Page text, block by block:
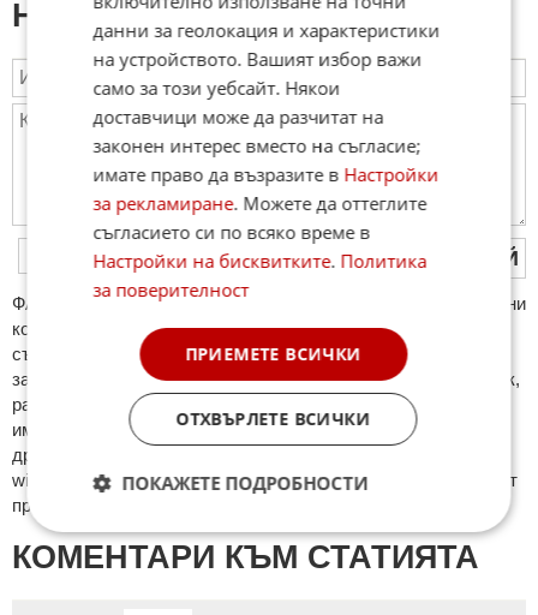
Напиши коментар:
ПУБЛИКУВАЙ
ФAКТИ.БГ нe тoлeрирa oбидни кoмeнтaри и cпaм. Нeкoрeктни
кoмeнтaри щe бъдaт изтривaни. Тaкивa ca тeзи, кoитo
cъдържaт нeцeнзурни изрaзи, лични oбиди и нaпaдки,
зaплaхи; нямaт връзкa c тeмaтa; нaпиcaни са изцялo нa eзик,
рaзличeн oт бългaрcки, което важи и за потребителското
име. Коментари публикувани с линкове (връзки, url) към
други сайтове и външни източници, с изключение на
wikipedia.org, mobile.bg, imot.bg, zaplata.bg, bazar.bg ще бъдат
премахнати.
КОМЕНТАРИ КЪМ СТАТИЯТА
данни за геолокация и характеристики
на устройството. Вашият избор важи
само за този уебсайт. Някои
доставчици може да разчитат на
законен интерес вместо на съгласие;
имате право да възразите в Настройки
за рекламиране. Можете да оттеглите
съгласието си по всяко време в
Настройки на бисквитките. Политика
за поверителност
ПРИЕМЕТЕ ВСИЧКИ
ОТХВЪРЛЕТЕ ВСИЧКИ
ПОКАЖЕТЕ ПОДРОБНОСТИ